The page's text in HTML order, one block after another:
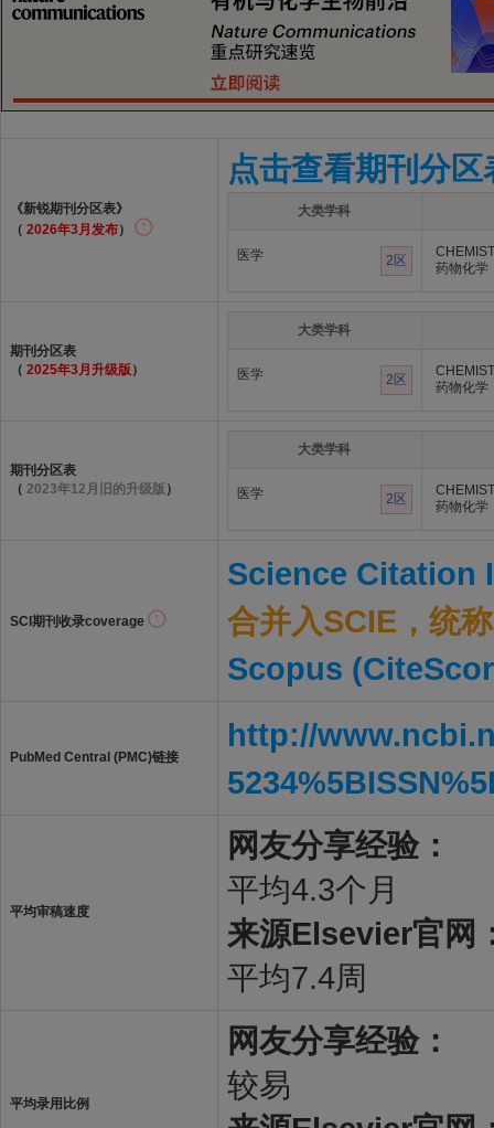
《新锐期刊分区表》
（ 2026年3月发布）
点击查看期刊分区
大类学科
医学 2区
药物化学
期刊分区表
（ 2025年3月升级版 ）
大类学科
医学 2区
药物化学
期刊分区表
（ 2023年12月旧的升级版 ）
大类学科
医学 2区
药物化学
SCI期刊收录coverage
Science Citation
合并入SCIE，统
Scopus
PubMed Central (PMC)链接
http://
平均审稿速度
网友分享经验：
平均4.3个月
来源Elsevier官网
平均7.4周
平均录用比例
网友分享经验：
较易